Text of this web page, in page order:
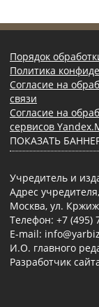
Порядок
Политика
Согласие на
связи
Согласие на
сервисов
ПОКАЗАТЬ
Учредитель и
Адрес
Москва, ул.
Телефон: +7 (495)
E-mail:
И.О. главного
Разработчик